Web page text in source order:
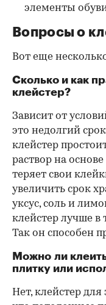
элементы
Вопросы о
Вот еще
Сколько и как
клейстер?
Зависит от
это недолгий
клейстер
раствор на
теряет свои
увеличить срок
уксус, соль и
клейстер лучше в
Так он способен
Можно ли
плитку или
Нет, клейстер для